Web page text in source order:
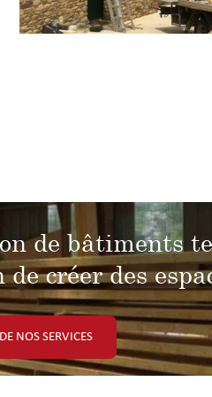
de bâtiments
créer des
NOS SERVICES